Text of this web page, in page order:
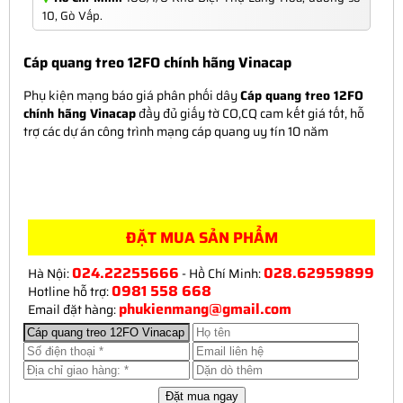
10, Gò Vấp.
Cáp quang treo 12FO chính hãng Vinacap
Phụ kiện mạng báo giá phân phối dâyCáp quang treo 12FO
chính hãng Vinacapđầy đủ giấy tờ CO,CQ cam kết giá tốt, hỗ
trợ các dự án công trình mạng cáp quang uy tín 10 năm
ĐẶT MUA SẢN PHẨM
Hà Nội:024.22255666 - Hồ Chí Minh:028.62959899
Hotline hỗ trợ:0981 558 668
Email đặt hàng:phukienmang@gmail.com